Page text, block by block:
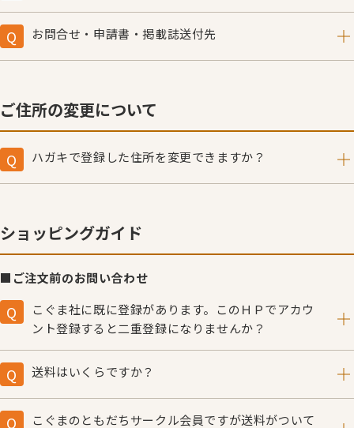
こちらをご覧ください。
お問合せ・申請書・掲載誌送付先
こちらをご覧ください。
ご住所の変更について
ハガキで登録した住所を変更できますか？
こちらからご変更可能です。
ショッピングガイド
■ご注文前のお問い合わせ
こぐま社に既に登録があります。このＨＰでアカウ
ント登録すると二重登録になりませんか？
二重登録にはなりません。
《こぐまブックショップ》は、ご購入いただく方すべてに
愛読者ハガキでご登録いただいている方も、初めてのご来
店・ご購入の際にはお客様の情報を入力し、アカウントを
送料はいくらですか？
送料は送り先一件につき全国一律500円（税込）です。
ただし、一般の方は5,000円（税込）以上のお買い上げで
こぐまのともだちサークル会員ですが送料がついて